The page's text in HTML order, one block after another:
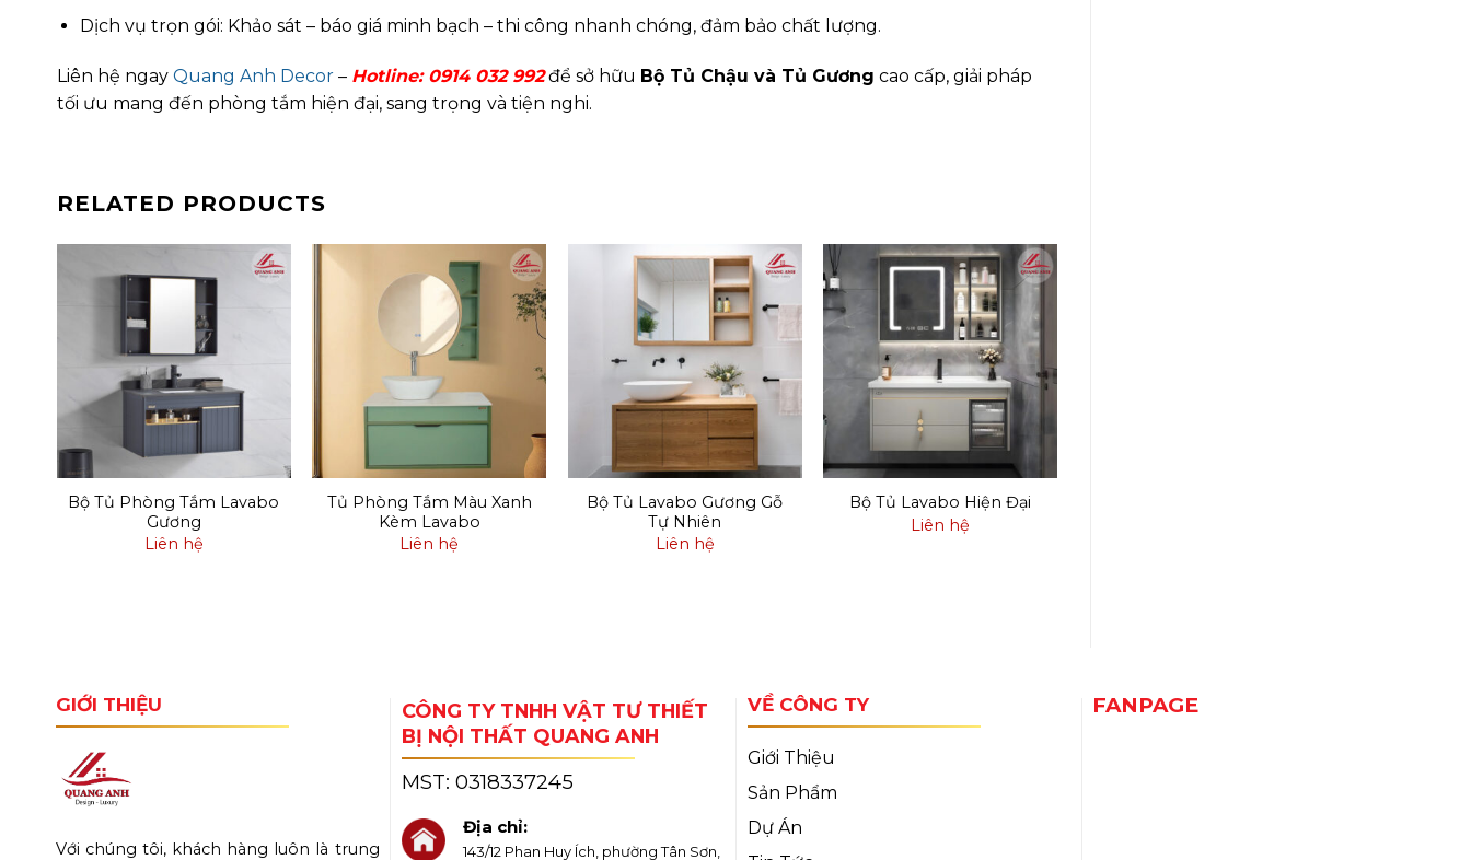
Dịch vụ trọn gói: Khảo sát – báo giá minh bạch – thi công nhanh chóng, đảm bảo chất lượng.
Liên hệ ngay Quang Anh Decor – Hotline: 0914 032 992để sở hữu Bộ Tủ Chậu và Tủ Gương cao cấp, giải pháp
tối ưu mang đến phòng tắm hiện đại, sang trọng và tiện nghi.
RELATED PRODUCTS
Bộ Tủ Phòng Tắm Lavabo
Gương
Liên hệ
Tủ Phòng Tắm Màu Xanh
Kèm Lavabo
Liên hệ
Bộ Tủ Lavabo Gương Gỗ
Tự Nhiên
Liên hệ
Bộ Tủ Lavabo Hiện Đại
Liên hệ
GIỚI THIỆU
Với chúng tôi, khách hàng luôn là trung
CÔNG TY TNHH VẬT TƯ THIẾT
BỊ NỘI THẤT QUANG ANH
MST:0318337245
Địa chỉ:
143/12 Phan Huy Ích, phường Tân Sơn,
VỀ CÔNG TY
Giới Thiệu
Sản Phẩm
Dự Án
FANPAGE